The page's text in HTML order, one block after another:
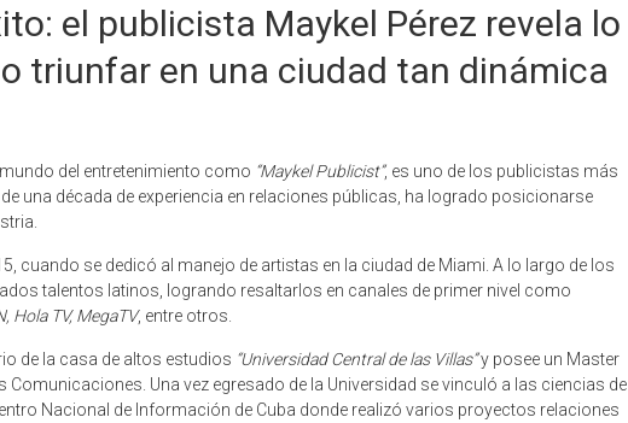
el publicista Maykel Pérez revela lo
triunfar en una ciudad tan dinámica
mundo del entretenimiento como “Maykel Publicist”, es uno de los publicistas más
una década de experiencia en relaciones públicas, ha logrado posicionarse
cuando se dedicó al manejo de artistas en la ciudad de Miami. A lo largo de los
talentos latinos, logrando resaltarlos en canales de primer nivel como
Hola TV, MegaTV, entre otros.
de la casa de altos estudios “Universidad Central de las Villas”y posee un Master
Comunicaciones. Una vez egresado de la Universidad se vinculó a las ciencias de
Nacional de Información de Cuba donde realizó varios proyectos relaciones